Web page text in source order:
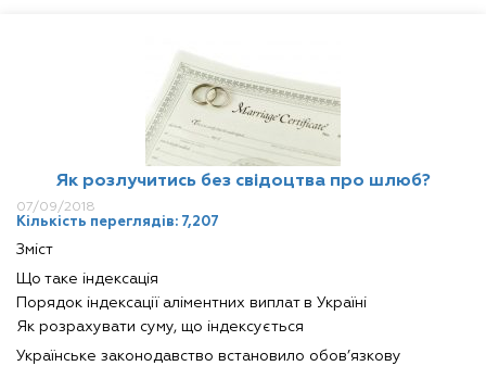
Як розлучитись без свідоцтва про шлюб?
07/09/2018
Кількість переглядів: 7,207
Зміст
Що таке індексація
Порядок індексації аліментних виплат в Україні
Як розрахувати суму, що індексується
Українське законодавство встановило обов’язкову